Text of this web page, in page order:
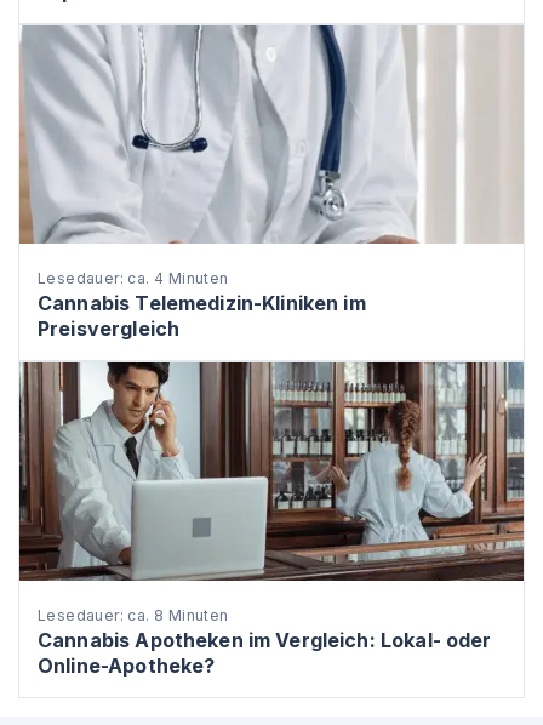
Lesedauer: ca. 4 Minuten
Cannabis Telemedizin-Kliniken im
Preisvergleich
Lesedauer: ca. 8 Minuten
Cannabis Apotheken im Vergleich: Lokal- oder
Online-Apotheke?